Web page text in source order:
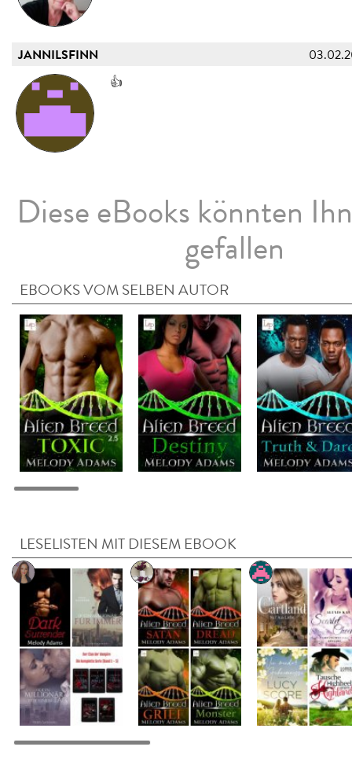
JANNILSFINN
👍
Diese eBooks könnten
gefallen
EBOOKS VOM SELBEN AUTOR
LESELISTEN MIT DIESEM EBOOK